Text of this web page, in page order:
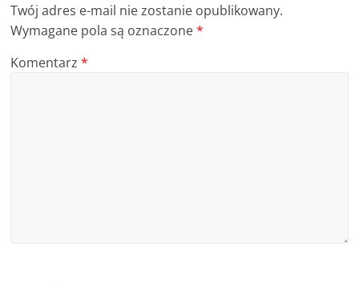
Twój adres e-mail nie zostanie opublikowany.
Wymagane pola są oznaczone*
Komentarz*